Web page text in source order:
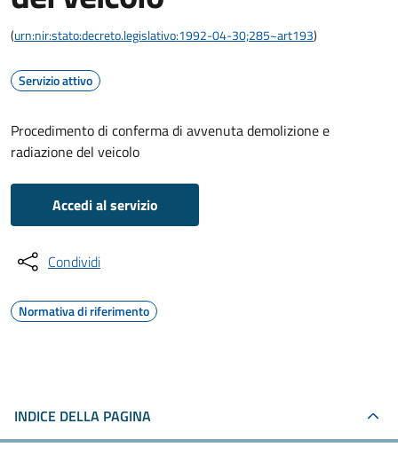
(urn:nir:stato:decreto.legislativo:1992-04-30;285~art193)
Servizio attivo
Procedimento di conferma di avvenuta demolizione e
radiazione del veicolo
Accedi al servizio
Condividi
Normativa di riferimento
INDICE DELLA PAGINA